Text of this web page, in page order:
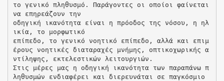
το γενικό πληθυσμό. Παράγοντες οι οποίοι φαίνεται
να επηρεάζουν την
οδηγική ικανότητα είναι η πρόοδος της νόσου, η ηλ
ικία, το μορφωτικό
επίπεδο, το γενικό νοητικό επίπεδο, αλλά και επιμ
έρους νοητικές διαταραχές μνήμης, οπτικοχωρικής α
ντίληψης, εκτελεστικών λειτουργιών.
Στις μέρες μας η οδηγική ικανότητα των παραπάνω π
ληθυσμών ενδιαφέρει και διερευνάται σε παγκόσμιο